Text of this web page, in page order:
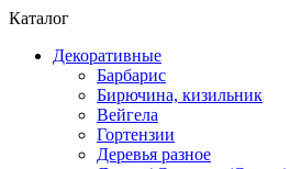
Каталог
Декоративные
Барбарис
Бирючина, кизильник
Вейгела
Гортензии
Деревья разное